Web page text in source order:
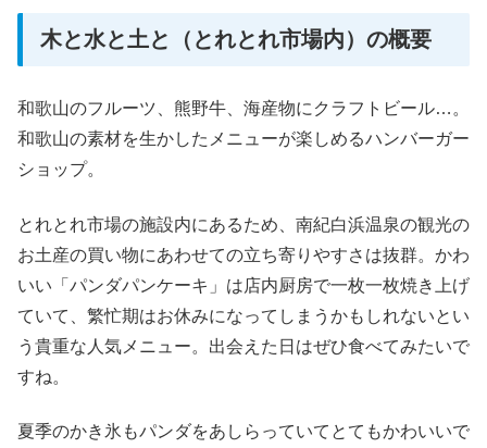
木と水と土と（とれとれ市場内）の概要
和歌山のフルーツ、熊野牛、海産物にクラフトビール…。
和歌山の素材を生かしたメニューが楽しめるハンバーガー
ショップ。
とれとれ市場の施設内にあるため、南紀白浜温泉の観光の
お土産の買い物にあわせての立ち寄りやすさは抜群。かわ
いい「パンダパンケーキ」は店内厨房で一枚一枚焼き上げ
ていて、繁忙期はお休みになってしまうかもしれないとい
う貴重な人気メニュー。出会えた日はぜひ食べてみたいで
すね。
夏季のかき氷もパンダをあしらっていてとてもかわいいで